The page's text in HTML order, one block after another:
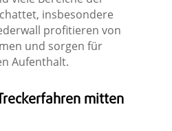
insbesondere
profitieren von
und sorgen für
Aufenthalt.
mitten